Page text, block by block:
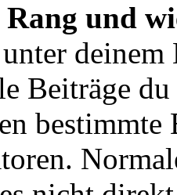
Rang und
deinem
Beiträge
bestimmte